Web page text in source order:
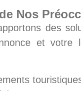
Nos
des
et